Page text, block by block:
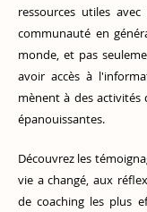
ressources utiles
communauté en
monde, et pas
avoir accès à
mènent à des activités
épanouissantes.
Découvrez les
vie a changé, aux
de coaching les plus